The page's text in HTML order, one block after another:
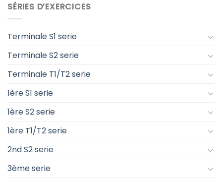
SÉRIES D’EXERCICES
Terminale S1 serie
Terminale S2 serie
Terminale T1/T2 serie
1ère S1 serie
1ère S2 serie
1ère T1/T2 serie
2nd S2 serie
3ème serie